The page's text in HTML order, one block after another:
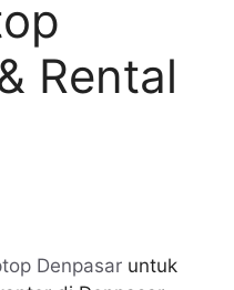
Rental
Denpasaruntuk